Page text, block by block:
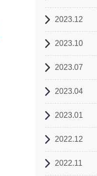
2023.12
2023.10
2023.07
2023.04
2023.01
2022.12
2022.11